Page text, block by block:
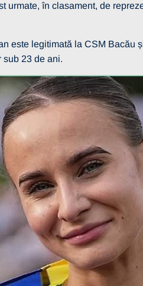
multe detalii
urmate, în clasament, de
este legitimată la CSM
sub 23 de ani.